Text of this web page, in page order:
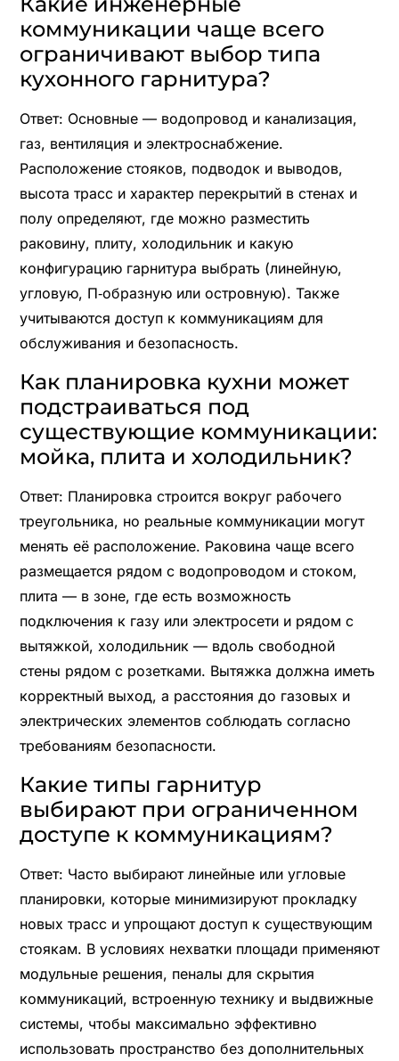
коммуникации чаще всего
ограничивают выбор типа
кухонного гарнитура?
Ответ: Основные — водопровод и канализация,
газ, вентиляция и электроснабжение.
Расположение стояков, подводок и выводов,
высота трасс и характер перекрытий в стенах и
полу определяют, где можно разместить
раковину, плиту, холодильник и какую
конфигурацию гарнитура выбрать (линейную,
угловую, П‑образную или островную). Также
учитываются доступ к коммуникациям для
обслуживания и безопасность.
Как планировка кухни может
подстраиваться под
существующие коммуникации:
мойка, плита и холодильник?
Ответ: Планировка строится вокруг рабочего
треугольника, но реальные коммуникации могут
менять её расположение. Раковина чаще всего
размещается рядом с водопроводом и стоком,
плита — в зоне, где есть возможность
подключения к газу или электросети и рядом с
вытяжкой, холодильник — вдоль свободной
стены рядом с розетками. Вытяжка должна иметь
корректный выход, а расстояния до газовых и
электрических элементов соблюдать согласно
требованиям безопасности.
Какие типы гарнитур
выбирают при ограниченном
доступе к коммуникациям?
Ответ: Часто выбирают линейные или угловые
планировки, которые минимизируют прокладку
новых трасс и упрощают доступ к существующим
стоякам. В условиях нехватки площади применяют
модульные решения, пеналы для скрытия
коммуникаций, встроенную технику и выдвижные
системы, чтобы максимально эффективно
использовать пространство без дополнительных